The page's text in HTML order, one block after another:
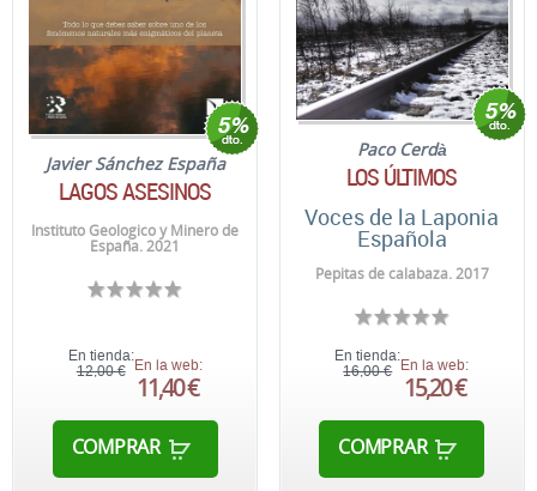
Javier Sánchez España
LAGOS ASESINOS
Instituto Geologico y Minero de
España. 2021
En tienda:
12,00 € En la web:
11,40 €
COMPRAR
Paco Cerdà
LOS ÚLTIMOS
Voces de la Laponia
Española
Pepitas de calabaza. 2017
En tienda:
16,00 €
En la web:
15,20 €
COMPRAR